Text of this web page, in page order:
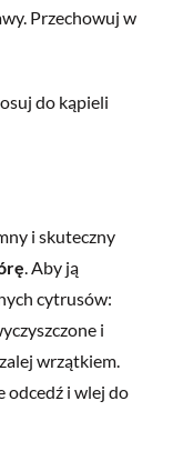
Przechowuj w
do kąpieli
i skuteczny
. Aby ją
cytrusów:
i
wrzątkiem.
odcedź i wlej do